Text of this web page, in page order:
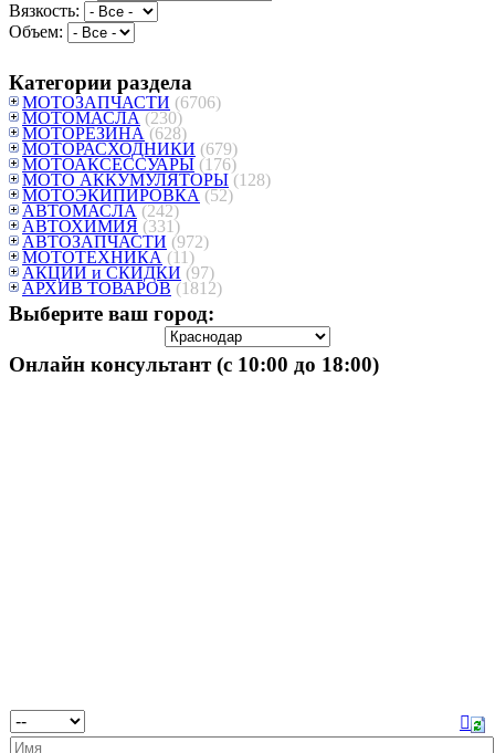
Вязкость:
Объем:
Категории раздела
МОТОЗАПЧАСТИ (6706)
МОТОМАСЛА (230)
МОТОРЕЗИНА (628)
МОТОРАСХОДНИКИ (679)
МОТОАКСЕССУАРЫ (176)
МОТО АККУМУЛЯТОРЫ (128)
МОТОЭКИПИРОВКА (52)
АВТОМАСЛА (242)
АВТОХИМИЯ (331)
АВТОЗАПЧАСТИ (972)
МОТОТЕХНИКА (11)
АКЦИИ и СКИДКИ (97)
АРХИВ ТОВАРОВ (1812)
Выберите ваш город:
Онлайн консультант (с 10:00 до 18:00)